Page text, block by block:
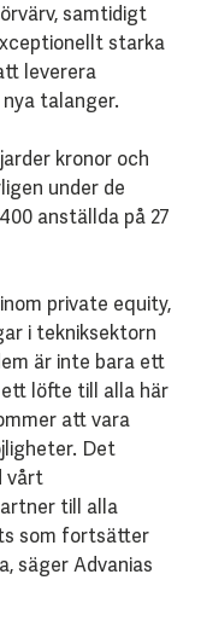
samtidigt
starka
leverera
talanger.
kronor och
under de
anställda på 27
private equity,
i tekniksektorn
är inte bara ett
ett löfte till alla här
att vara
Det
vårt
till alla
som fortsätter
säger Advanias